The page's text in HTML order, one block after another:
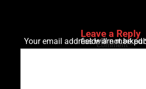
Leave a Reply
Your email address will not be
Required fields are marked
Comment*